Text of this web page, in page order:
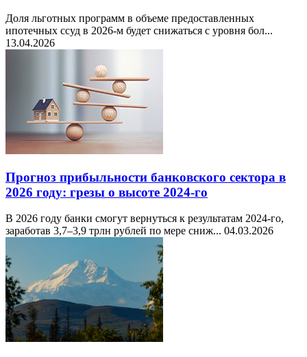
Доля льготных программ в объеме предоставленных
ипотечных ссуд в 2026-м будет снижаться с уровня бол...
13.04.2026
Прогноз прибыльности банковского сектора в
2026 году: грезы о высоте 2024-го
В 2026 году банки смогут вернуться к результатам 2024-го,
заработав 3,7–3,9 трлн рублей по мере сниж... 04.03.2026